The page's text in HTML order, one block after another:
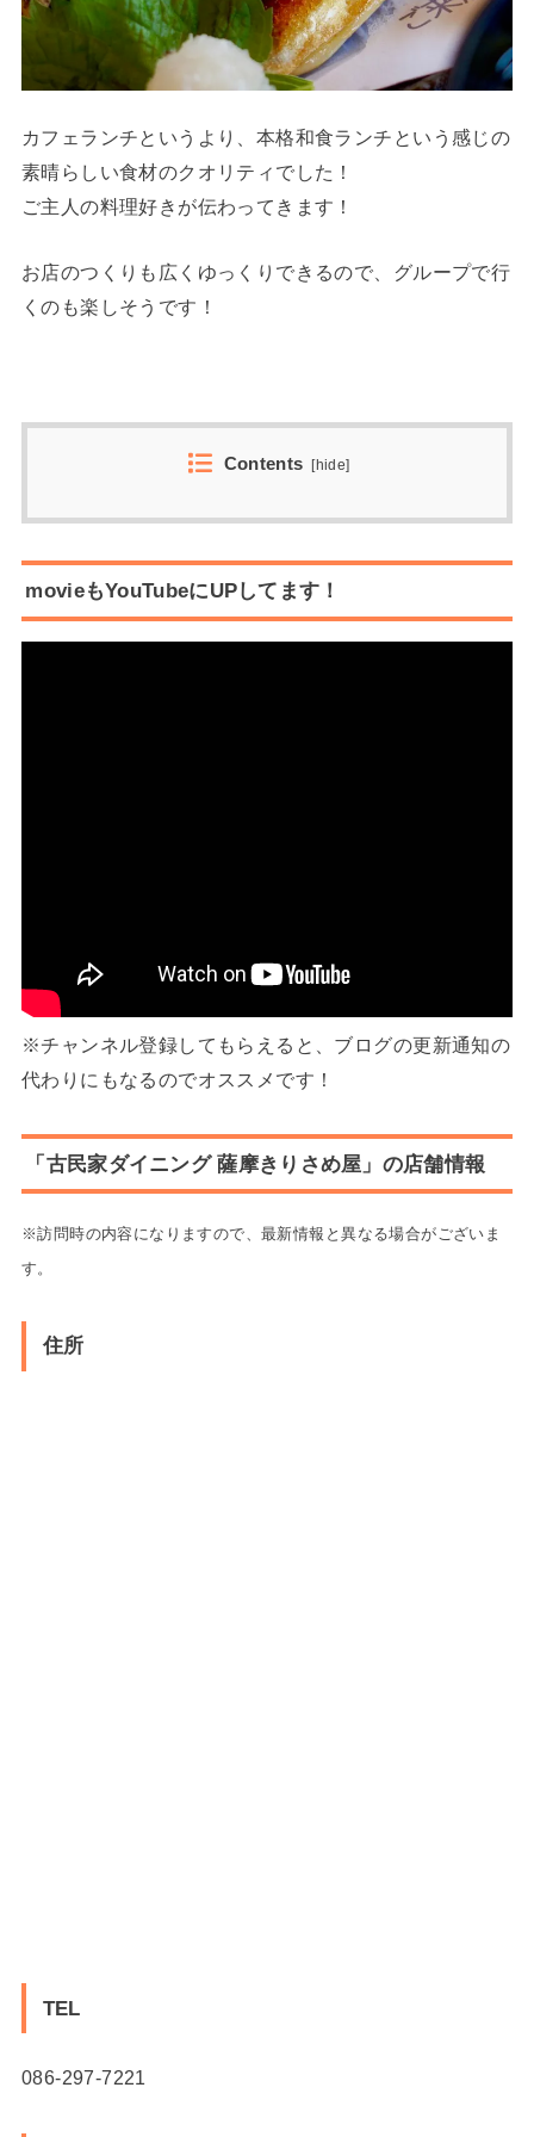
カフェランチというより、本格和食ランチという感じの
素晴らしい食材のクオリティでした！
ご主人の料理好きが伝わってきます！
お店のつくりも広くゆっくりできるので、グループで行
くのも楽しそうです！
Contents [hide]
movieもYouTubeにUPしてます！
※チャンネル登録してもらえると、ブログの更新通知の
代わりにもなるのでオススメです！
「古民家ダイニング 薩摩きりさめ屋」の店舗情報
※訪問時の内容になりますので、最新情報と異なる場合がございま
す。
住所
TEL
086-297-7221